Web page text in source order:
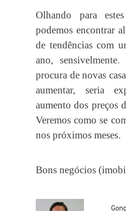
Olhando para
podemos encontrar
de tendências com
ano,
procura de novas
aumentar, seria
aumento dos preços
Veremos como se
nos próximos meses.
Bons negócios